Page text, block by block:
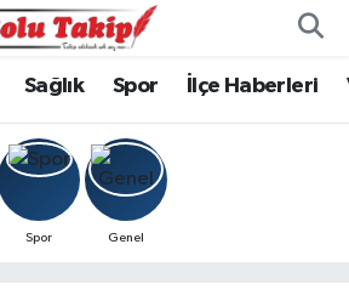
Sağlık Spor İlçe Haberleri
Spor Genel